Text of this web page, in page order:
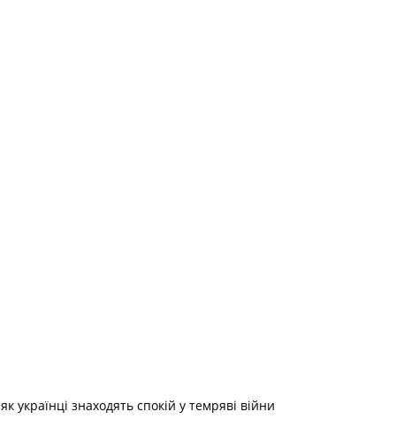
знаходять спокій у темряві війни